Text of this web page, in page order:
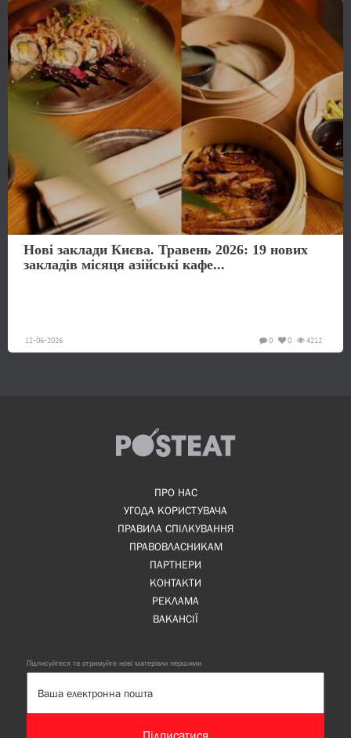
Нові заклади Києва. Травень 2026: 19 нових
закладів місяця азійські кафе...
12-06-2026 4212
0
0
ПРО НАС
УГОДА КОРИСТУВАЧА
ПРАВИЛА СПІЛКУВАННЯ
ПРАВОВЛАСНИКАМ
ПАРТНЕРИ
КОНТАКТИ
РЕКЛАМА
ВАКАНСІЇ
Підписуйтеся та отримуйте нові матеріали першими
Підписатися